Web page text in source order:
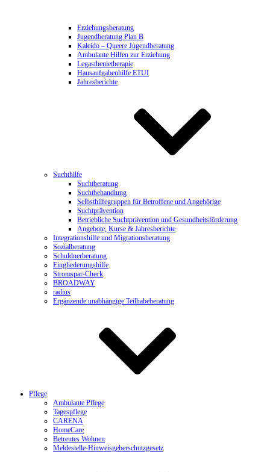
Erziehungsberatung
Jugendberatung Plan B
Kaleido – Queere Jugendberatung
Ambulante Hilfen zur Erziehung
Legasthenietherapie
Hausaufgabenhilfe ETUI
Jahresberichte
Suchthilfe
Suchtberatung
Suchtbehandlung
Selbsthilfegruppen für Betroffene und Angehörige
Suchtprävention
Betriebliche Suchtprävention und Gesundheitsförderung
Angebote, Kurse & Jahresberichte
Integrationshilfe und Migrationsberatung
Sozialberatung
Schuldnerberatung
Eingliederungshilfe
Stromspar-Check
BROADWAY
radius
Ergänzende unabhängige Teilhabeberatung
Pflege
Ambulante Pflege
Tagespflege
CARENA
HomeCare
Betreutes Wohnen
Meldestelle-Hinweisgeberschutzgesetz